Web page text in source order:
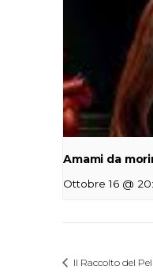
Amami da
Ottobre 16 @
Il Raccolto del